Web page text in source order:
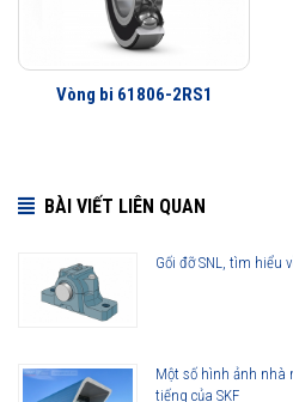
Vòng bi 61806 được phân
Hotline 24/7:
079 66 55 386
Vòng bi 61806-2RS1
BÀI VIẾT LIÊN QUAN
Gối đỡ SNL, tìm hiểu
Một số hình ảnh nhà
tiếng của SKF